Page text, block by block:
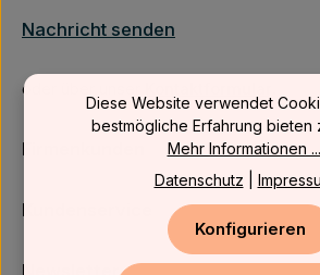
Nachricht senden
oder über unser
Firmenkunden
Kundenservice
Newsletter
Diese Website verwendet
bestmögliche Erfahrung bieten
Mehr Informationen ...
Datenschutz
Konfigurieren